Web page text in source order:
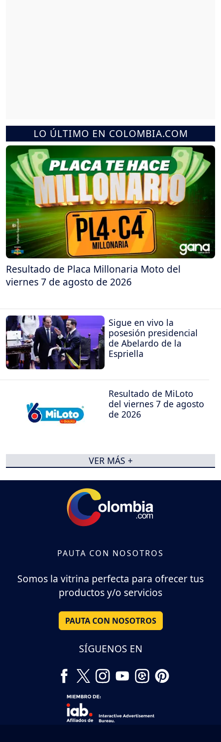
LO ÚLTIMO EN COLOMBIA.COM
Resultado de Placa Millonaria Moto del
viernes 7 de agosto de 2026
Sigue en vivo la
posesión presidencial
de Abelardo de la
Espriella
Resultado de MiLoto
del viernes 7 de agosto
de 2026
VER MÁS +
PAUTA CON NOSOTROS
Somos la vitrina perfecta para ofrecer tus
productos y/o servicios
PAUTA CON NOSOTROS
SÍGUENOS EN